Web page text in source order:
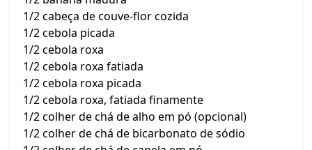
1/2 cabeça de couve-flor cozida
1/2 cebola picada
1/2 cebola roxa
1/2 cebola roxa fatiada
1/2 cebola roxa picada
1/2 cebola roxa, fatiada finamente
1/2 colher de chá de alho em pó (opcional)
1/2 colher de chá de bicarbonato de sódio